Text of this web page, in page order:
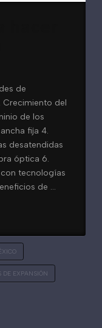
de
Crecimiento del
de los
fija 4.
desatendidas
óptica 6.
tecnologías
de …
DE EXPANSIÓN